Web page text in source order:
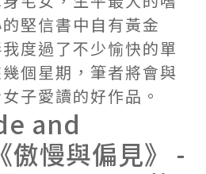
堅信書中自有黃金
度過了不少愉快的單
個星期，筆者將會與
子愛讀的好作品。
and
慢與偏見》 -